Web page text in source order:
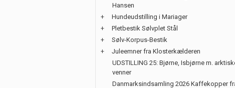
Hansen
+
Hundeudstilling i Mariager
+
Pletbestik Sølvplet Stål
+
Sølv-Korpus-Bestik
+
Juleemner fra Klosterkælderen
UDSTILLING 25: Bjørne, Isbjørne m.
venner
Danmarksindsamling 2026 Kaffekopper